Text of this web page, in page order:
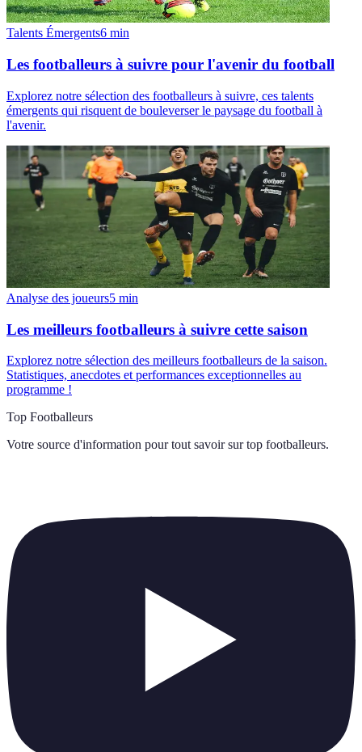
Talents Émergents6 min
Les footballeurs à suivre pour l'avenir du football
Explorez notre sélection des footballeurs à suivre, ces talents
émergents qui risquent de bouleverser le paysage du football à
l'avenir.
Analyse des joueurs5 min
Les meilleurs footballeurs à suivre cette saison
Explorez notre sélection des meilleurs footballeurs de la saison.
Statistiques, anecdotes et performances exceptionnelles au
programme !
Top Footballeurs
Votre source d'information pour tout savoir sur top footballeurs.